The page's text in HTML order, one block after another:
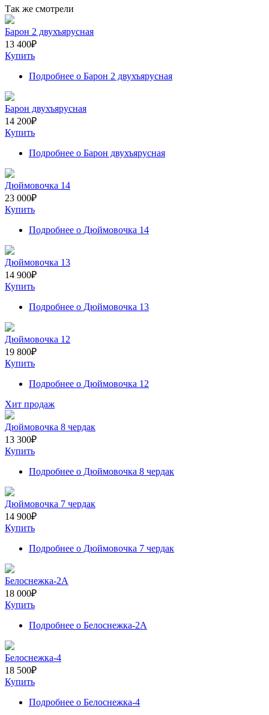
Так же смотрели
Барон 2 двухъярусная
13 400₽
Купить
Подробнее о Барон 2 двухъярусная
Барон двухъярусная
14 200₽
Купить
Подробнее о Барон двухъярусная
Дюймовочка 14
23 000₽
Купить
Подробнее о Дюймовочка 14
Дюймовочка 13
14 900₽
Купить
Подробнее о Дюймовочка 13
Дюймовочка 12
19 800₽
Купить
Подробнее о Дюймовочка 12
Хит продаж
Дюймовочка 8 чердак
13 300₽
Купить
Подробнее о Дюймовочка 8 чердак
Дюймовочка 7 чердак
14 900₽
Купить
Подробнее о Дюймовочка 7 чердак
Белоснежка-2А
18 000₽
Купить
Подробнее о Белоснежка-2А
Белоснежка-4
18 500₽
Купить
Подробнее о Белоснежка-4